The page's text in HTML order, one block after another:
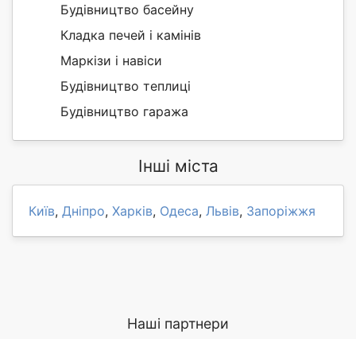
Будівництво басейну
Кладка печей і камінів
Маркізи і навіси
Будівництво теплиці
Будівництво гаража
Інші міста
Київ, Дніпро, Харків, Одеса, Львів, Запоріжжя
Наші партнери